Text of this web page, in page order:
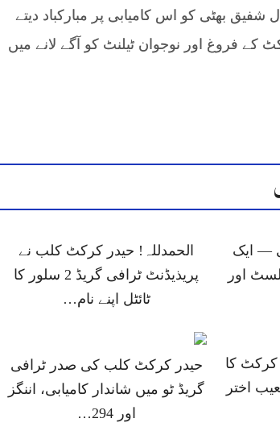
بھٹی کو اس کامیابی پر مبارکباد دیتے
فروغ اور نوجوان ٹیلنٹ کو آگے لانے میں
— ایک
اور
الحمدللہ! حیدر کرکٹ کلب نے
پریذیڈنٹ ٹرافی گریڈ 2 سلور کا
ٹائٹل اپنے نام…
کرکٹ کا
اختر
حیدر کرکٹ کلب کی صدر ٹرافی
گریڈ ٹو میں شاندار کامیابی، اننگز
اور 294…